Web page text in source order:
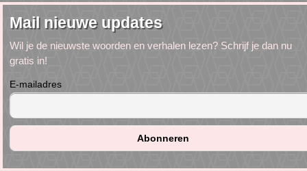
Mail nieuwe updates
Wil je de nieuwste woorden en verhalen lezen? Schrijf je dan nu
gratis in!
E-mailadres